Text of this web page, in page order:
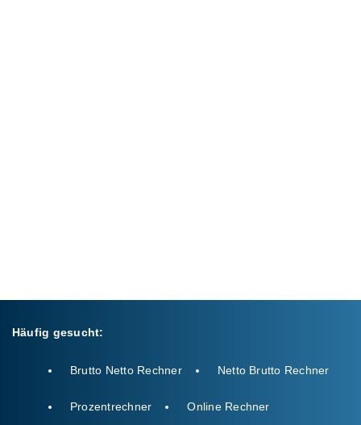
Häufig gesucht:
Brutto Netto Rechner Netto Brutto Rechner
Prozentrechner Online Rechner